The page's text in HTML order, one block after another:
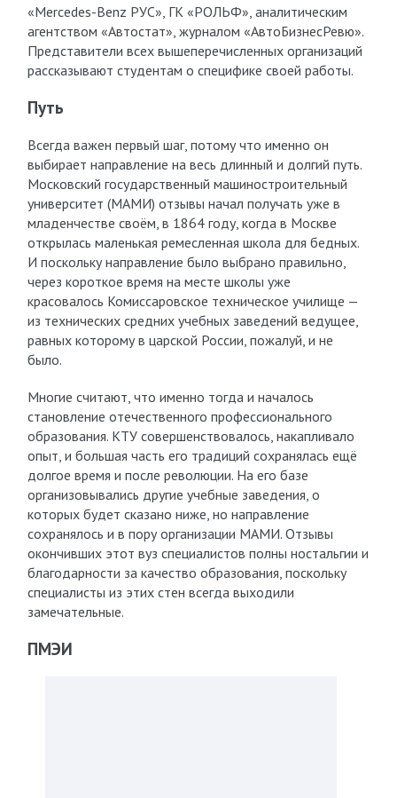
«Mercedes-Benz РУС», ГК «РОЛЬФ», аналитическим
агентством «Автостат», журналом «АвтоБизнесРевю».
Представители всех вышеперечисленных организаций
рассказывают студентам о специфике своей работы.
Путь
Всегда важен первый шаг, потому что именно он
выбирает направление на весь длинный и долгий путь.
Московский государственный машиностроительный
университет (МАМИ) отзывы начал получать уже в
младенчестве своём, в 1864 году, когда в Москве
открылась маленькая ремесленная школа для бедных.
И поскольку направление было выбрано правильно,
через короткое время на месте школы уже
красовалось Комиссаровское техническое училище —
из технических средних учебных заведений ведущее,
равных которому в царской России, пожалуй, и не
было.
Многие считают, что именно тогда и началось
становление отечественного профессионального
образования. КТУ совершенствовалось, накапливало
опыт, и большая часть его традиций сохранялась ещё
долгое время и после революции. На его базе
организовывались другие учебные заведения, о
которых будет сказано ниже, но направление
сохранялось и в пору организации МАМИ. Отзывы
окончивших этот вуз специалистов полны ностальгии и
благодарности за качество образования, поскольку
специалисты из этих стен всегда выходили
замечательные.
ПМЭИ